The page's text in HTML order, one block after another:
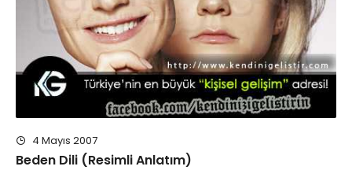
4 Mayıs 2007
Beden Dili (Resimli Anlatım)